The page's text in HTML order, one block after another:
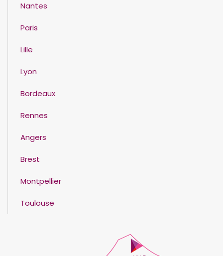
Nantes
Paris
Lille
Lyon
Bordeaux
Rennes
Angers
Brest
Montpellier
Toulouse